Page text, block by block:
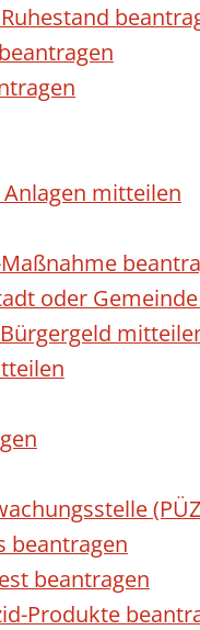
mitteilen
oder
beantragen
beantragen
Produkte